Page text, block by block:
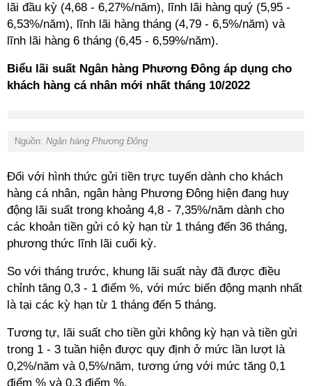
lãi đầu kỳ (4,68 - 6,27%/năm), lĩnh lãi hàng quý (5,95 -
6,53%/năm), lĩnh lãi hàng tháng (4,79 - 6,5%/năm) và
lĩnh lãi hàng 6 tháng (6,45 - 6,59%/năm).
Biểu lãi suất Ngân hàng Phương Đông áp dụng cho
khách hàng cá nhân mới nhất tháng 10/2022
Nguồn: Ngân hàng Phương Đông
Đối với hình thức gửi tiền trực tuyến dành cho khách
hàng cá nhân, ngân hàng Phương Đông hiện đang huy
động lãi suất trong khoảng 4,8 - 7,35%/năm dành cho
các khoản tiền gửi có kỳ hạn từ 1 tháng đến 36 tháng,
phương thức lĩnh lãi cuối kỳ.
So với tháng trước, khung lãi suất này đã được điều
chỉnh tăng 0,3 - 1 điểm %, với mức biến động mạnh nhất
là tại các kỳ hạn từ 1 tháng đến 5 tháng.
Tương tự, lãi suất cho tiền gửi không kỳ hạn và tiền gửi
trong 1 - 3 tuần hiện được quy định ở mức lần lượt là
0,2%/năm và 0,5%/năm, tương ứng với mức tăng 0,1
điểm % và 0,3 điểm %.